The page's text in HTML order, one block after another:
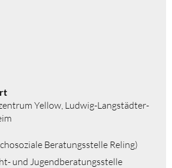
Yellow, Ludwig-Langstädter-
Beratungsstelle Reling)
und Jugendberatungsstelle